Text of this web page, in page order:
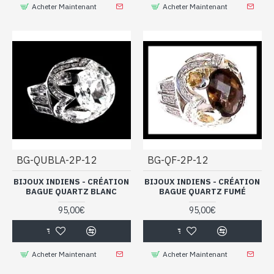
Acheter Maintenant Acheter Maintenant
BG-QUBLA-2P-12
BIJOUX INDIENS - CRÉATION
BAGUE QUARTZ BLANC
95,00€
Acheter Maintenant
BG-QF-2P-12
BIJOUX INDIENS - CRÉATION
BAGUE QUARTZ FUMÉ
95,00€
Acheter Maintenant